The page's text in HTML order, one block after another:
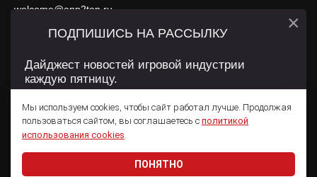
welcome@app2top.ru
При использовании материалов активная ссылка на
Сайт использует IP адреса, cookie, данные геолокации
использования содержатся вПолитике конфиденциальностии
Пользовательском соглашении .
Мы используем cookies, чтобы сайт работал лучше. Продолжая
пользоваться сайтом, вы соглашаетесь с политикой
использования cookies.
ПОНЯТНО
ПОДПИШИСЬ НА РАССЫЛКУ
Дайджест новостей игровой индустрии
каждую пятницу.
Даю согласие на обработкуперсональных данных
×